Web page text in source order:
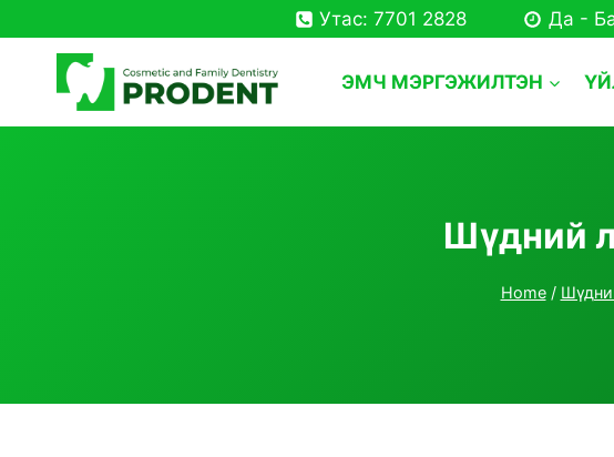
to
content
Утас: 7701 2828 Да -
ЭМЧ МЭРГЭЖИЛТЭН
Шүдний
Home /